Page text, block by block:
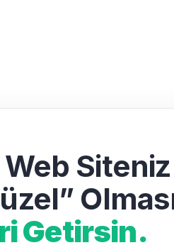
Web Siteniz
Getirsin.